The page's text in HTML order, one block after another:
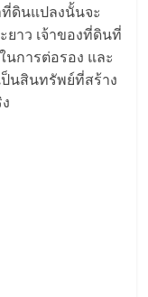
ดินแปลงนั้นจะ
ยาว เจ้าของที่ดินที่
นการต่อรอง และ
ป็นสินทรัพย์ที่สร้าง